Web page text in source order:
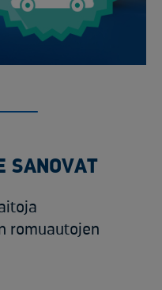
SANOVAT
romuautojen